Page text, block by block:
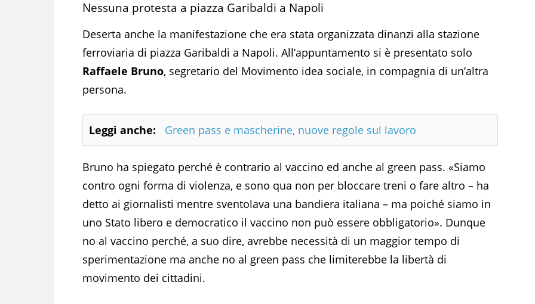
Nessuna protesta a piazza Garibaldi a Napoli
Deserta anche la manifestazione che era stata organizzata dinanzi alla stazione
ferroviaria di piazza Garibaldi a Napoli. All’appuntamento si è presentato solo
Raffaele Bruno, segretario del Movimento idea sociale, in compagnia di un’altra
persona.
Leggi anche: Green pass e mascherine, nuove regole sul lavoro
Bruno ha spiegato perché è contrario al vaccino ed anche al green pass. «Siamo
contro ogni forma di violenza, e sono qua non per bloccare treni o fare altro – ha
detto ai giornalisti mentre sventolava una bandiera italiana – ma poiché siamo in
uno Stato libero e democratico il vaccino non può essere obbligatorio». Dunque
no al vaccino perché, a suo dire, avrebbe necessità di un maggior tempo di
sperimentazione ma anche no al green pass che limiterebbe la libertà di
movimento dei cittadini.